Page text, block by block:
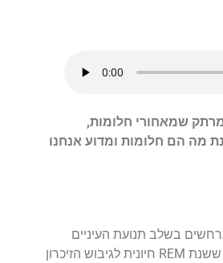
שמאחורי חלומות,
מה הם חלומות ומדוע אנחנו
בשלב תנועת העיניים
המהירה (REM) של השינה. בשלב זה, המוח פעיל מאוד, הדומה למצב הערות מבחינת פעילות המוח. מחקרים הראו ששנת REM חיונית לגיבוש הזיכרון